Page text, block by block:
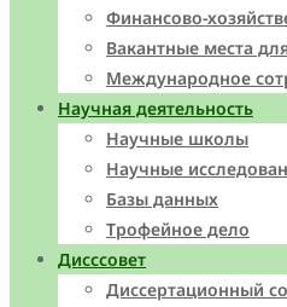
Финансово-
Вакантные места
Международное
Научная деятельность
Научные школы
Научные
Базы данных
Трофейное дело
Дисссовет
Диссертационный